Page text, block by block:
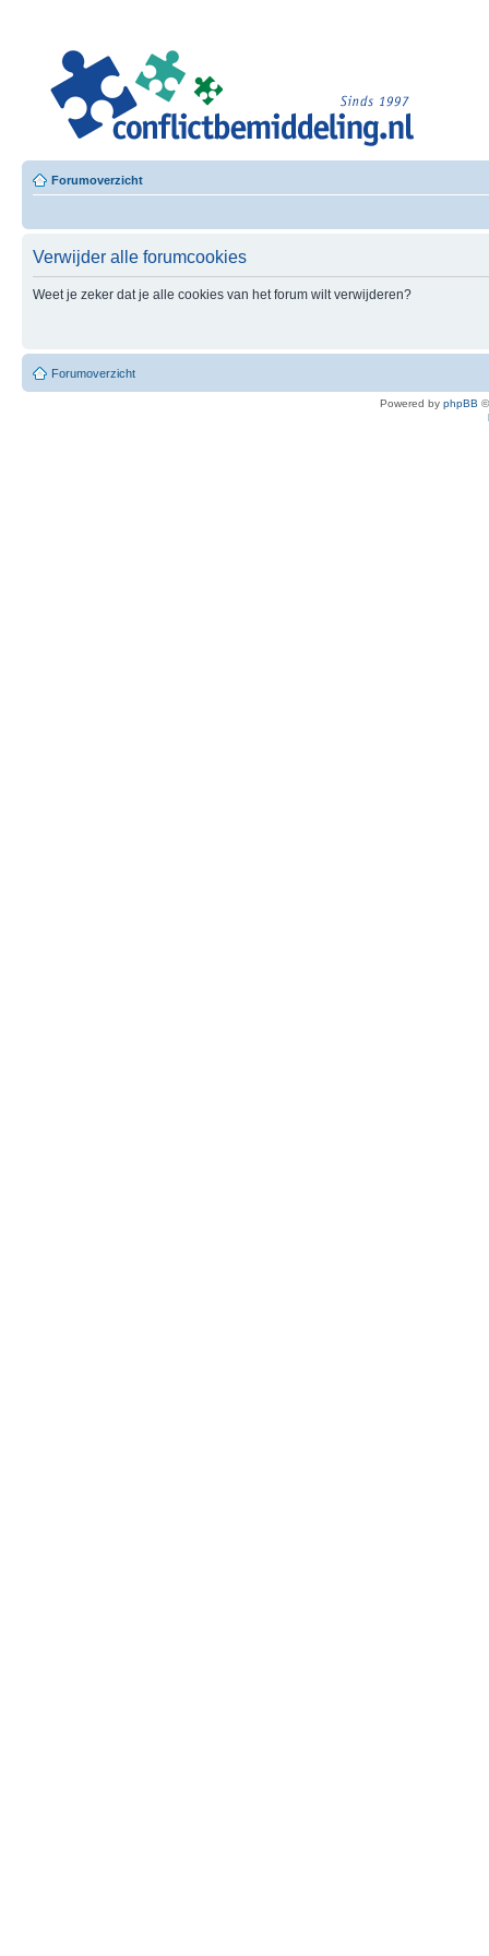
Forumoverzicht
Verwijder alle forumcookies
Weet je zeker dat je alle cookies van het forum wilt verwijderen?
Forumoverzicht
Powered by phpBB